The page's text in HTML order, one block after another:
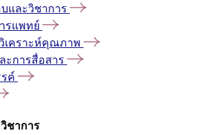
และวิชาการ
รแพทย์
เคราะห์คุณภาพ
ะการสื่อสาร
ค์
ชาการ